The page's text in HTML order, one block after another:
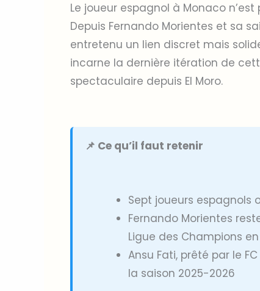
Le joueur espagnol à Monaco
Depuis Fernando Morientes et sa
entretenu un lien discret mais
incarne la dernière itération de
spectaculaire depuis El Moro.
📌 Ce qu’il faut retenir
Sept joueurs espagnols
Fernando Morientes
Ligue des Champions
Ansu Fati, prêté par le
la saison 2025-2026